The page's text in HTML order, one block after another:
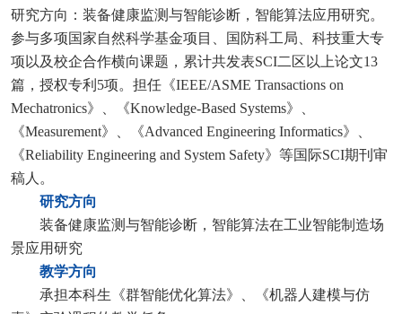
研究方向：装备健康监测与智能诊断，智能算法应用研究。
参与多项国家自然科学基金项目、国防科工局、科技重大专
项以及校企合作横向课题，累计共发表SCI二区以上论文13
篇，授权专利 5项。担任《IEEE/ASME Transactions on
Mechatronics》、《Knowledge-Based Systems》、
《Measurement》、《Advanced Engineering Informatics》、
《Reliability Engineering and System Safety》等国际SCI期刊审
稿人。
研究方向
装备健康监测与智能诊断，智能算法在工业智能制造场
景应用研究
教学方向
承担本科生《群智能优化算法》、《机器人建模与仿